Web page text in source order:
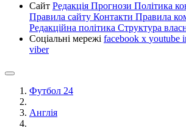
Сайт Редакція Прогнози Політика
Правила сайту Контакти Правила
Редакційна політика Структура
Соціальні мережі facebook x youtube
viber
Футбол 24
Англія